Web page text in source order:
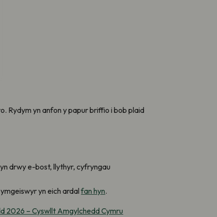
Rydym yn anfon y papur briffio i bob plaid
drwy e-bost, llythyr, cyfryngau
yn eich ardalfan hyn.
2026 – Cyswllt Amgylchedd Cymru